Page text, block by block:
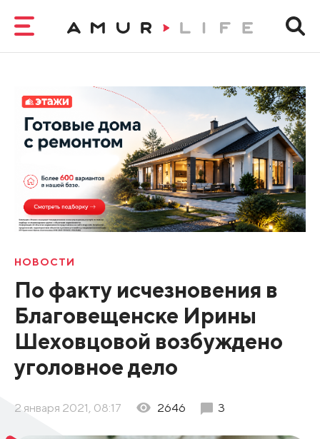
НОВОСТИ
По факту исчезновения в
Благовещенске Ирины
Шеховцовой возбуждено
уголовное дело
2 января 2021, 08:17 2646 3